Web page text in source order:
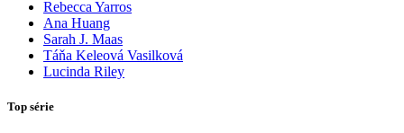
Rebecca Yarros
Ana Huang
Sarah J. Maas
Táňa Keleová Vasilková
Lucinda Riley
Top série